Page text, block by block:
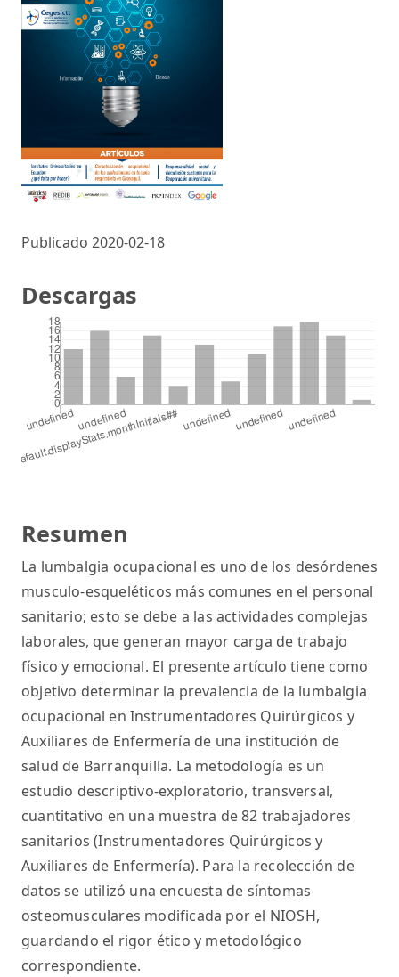
Publicado 2020-02-18
Resumen
La lumbalgia ocupacional es uno de los desórdenes
musculo-esqueléticos más comunes en el personal
sanitario; esto se debe a las actividades complejas
laborales, que generan mayor carga de trabajo
físico y emocional. El presente artículo tiene como
objetivo determinar la prevalencia de la lumbalgia
ocupacional en Instrumentadores Quirúrgicos y
Auxiliares de Enfermería de una institución de
salud de Barranquilla. La metodología es un
estudio descriptivo-exploratorio, transversal,
cuantitativo en una muestra de 82 trabajadores
sanitarios (Instrumentadores Quirúrgicos y
Auxiliares de Enfermería). Para la recolección de
datos se utilizó una encuesta de síntomas
osteomusculares modificada por el NIOSH,
guardando el rigor ético y metodológico
correspondiente.
Descargas